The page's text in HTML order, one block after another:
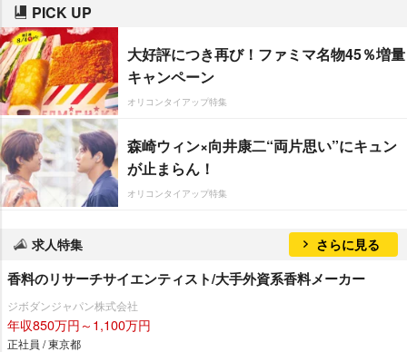
PICK UP
大好評につき再び！ファミマ名物45％増量
キャンペーン
オリコンタイアップ特集
森崎ウィン×向井康二“両片思い”にキュン
が止まらん！
オリコンタイアップ特集
求人特集 さらに見る
香料のリサーチサイエンティスト/大手外資系香料メーカー
ジボダンジャパン株式会社
年収850万円～1,100万円
正社員 / 東京都